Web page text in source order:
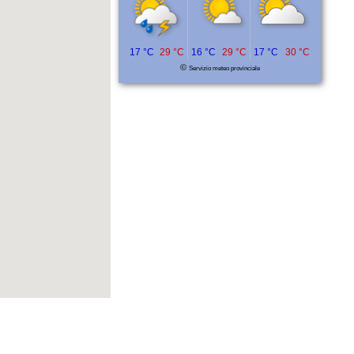
© Servizio meteo provinciale
17 °C 29 °C 16 °C 29 °C 17 °C 30 °C